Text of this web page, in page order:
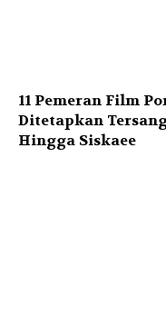
11 Pemeran Film
Ditetapkan
Hingga Siskaee